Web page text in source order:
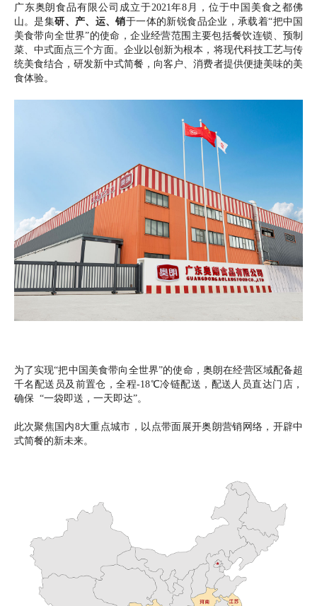
广东奥朗食品有限公司成立于2021年8月，位于中国美食之都佛
山。是集研、产、运、销于一体的新锐食品企业，承载着“把中国
美食带向全世界”的使命，企业经营范围主要包括餐饮连锁、预制
菜、中式面点三个方面。企业以创新为根本，将现代科技工艺与传
统美食结合，研发新中式简餐，向客户、消费者提供便捷美味的美
食体验。
为了实现“把中国美食带向全世界”的使命，奥朗在经营区域配备超
千名配送员及前置仓，全程-18℃冷链配送，配送人员直达门店，
确保 “一袋即送，一天即达”。
此次聚焦国内8大重点城市，以点带面展开奥朗营销网络，开辟中
式简餐的新未来。